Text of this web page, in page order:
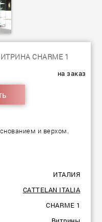
CHARME 1
на заказ
и верхом.
ИТАЛИЯ
CATTELAN ITALIA
CHARME 1